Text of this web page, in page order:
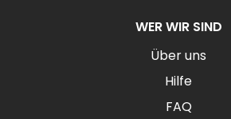
WER WIR SIND
Über uns
Hilfe
FAQ